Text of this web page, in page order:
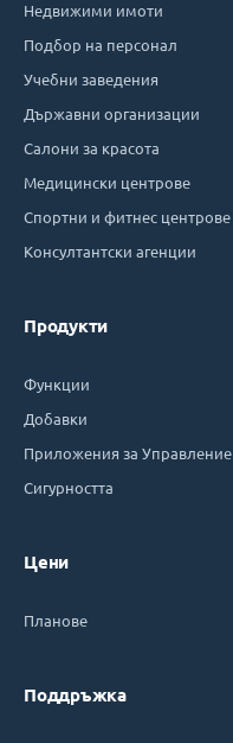
Недвижими имоти
Подбор на персонал
Учебни заведения
Държавни организации
Салони за красота
Медицински центрове
Спортни и фитнес центрове
Консултантски агенции
Продукти
Функции
Добавки
Приложения за Управление
Сигурността
Цени
Планове
Поддръжка